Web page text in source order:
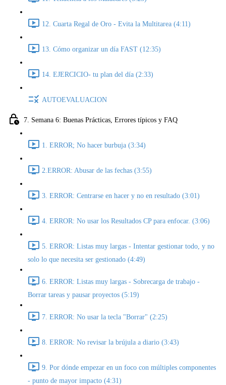
12. Cuarta Regal de Oro - Evita la Multitarea (4:11)
13. Cómo organizar un día FAST (12:35)
14. EJERCICIO- tu plan del día (2:33)
AUTOEVALUACION
7. Semana 6: Buenas Prácticas, Errores típicos y FAQ
1. ERROR; No hacer burbuja (3:34)
2.ERROR: Abusar de las fechas (3:55)
3. ERROR: Centrarse en hacer y no en resultado (3:01)
4. ERROR: No usar los Resultados CP para enfocar. (3:06)
5. ERROR: Listas muy largas - Intentar gestionar todo, y no
solo lo que necesita ser gestionado (4:49)
6. ERROR: Listas muy largas - Sobrecarga de trabajo -
Borrar tareas y pausar proyectos (5:19)
7. ERROR: No usar la tecla "Borrar" (2:25)
8. ERROR: No revisar la brújula a diario (3:43)
9. Por dónde empezar en un foco con múltiples componentes
- punto de mayor impacto (4:31)